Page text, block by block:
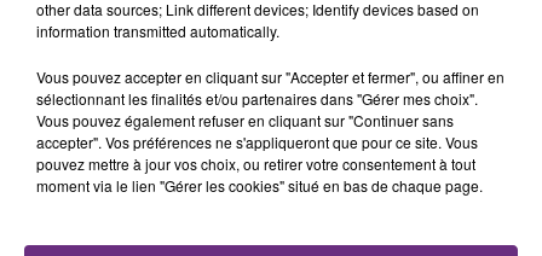
other data sources; Link different devices; Identify devices based on
information transmitted automatically.
Vous pouvez accepter en cliquant sur "Accepter et fermer", ou affiner en
sélectionnant les finalités et/ou partenaires dans "Gérer mes choix".
Vous pouvez également refuser en cliquant sur "Continuer sans
accepter". Vos préférences ne s'appliqueront que pour ce site. Vous
pouvez mettre à jour vos choix, ou retirer votre consentement à tout
moment via le lien "Gérer les cookies" situé en bas de chaque page.